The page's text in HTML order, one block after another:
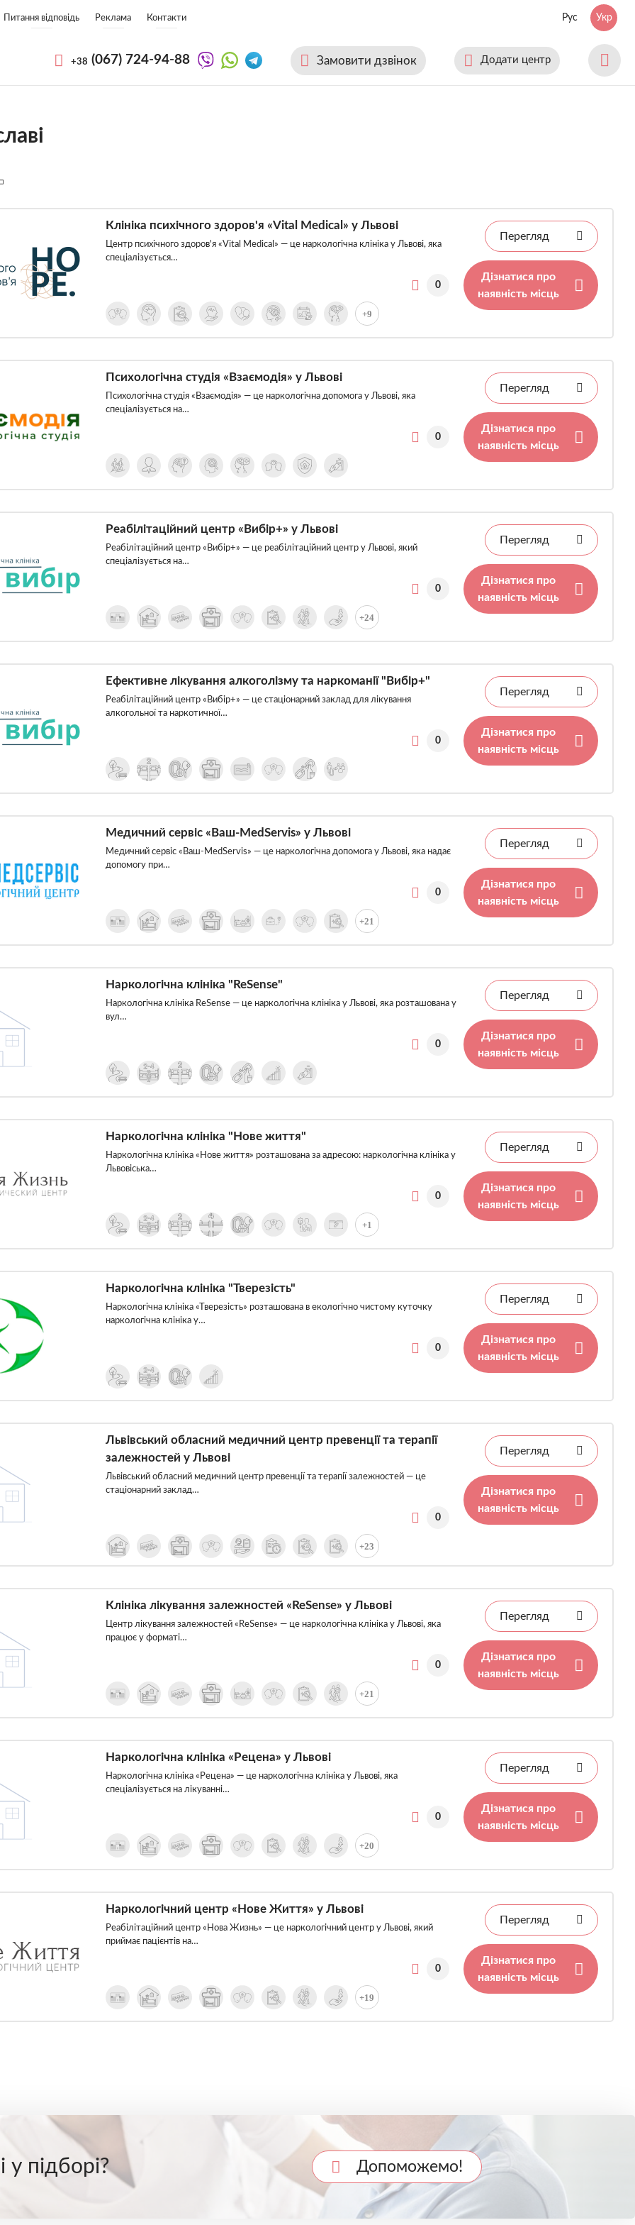
Питання відповідь Реклама Контакти Рус Укр
+38 (067) 724-94-88 Замовити дзвінок Додати центр
Клініка психічного здоров'я «Vital Medical» у Львові
Центр психічного здоров'я «Vital Medical» — це наркологічна клініка у Львові, яка
спеціалізується…
0
+9
Перегляд
Дізнатися про
наявність місць
Психологічна студія «Взаємодія» у Львові
Психологічна студія «Взаємодія» — це наркологічна допомога у Львові, яка
спеціалізується на…
0
Перегляд
Дізнатися про
наявність місць
Реабілітаційний центр «Вибір+» у Львові
Реабілітаційний центр «Вибір+» — це реабілітаційний центр у Львові, який
спеціалізується на…
0
+24
Перегляд
Дізнатися про
наявність місць
Ефективне лікування алкоголізму та наркоманії "Вибір+"
Реабілітаційний центр «Вибір+» — це стаціонарний заклад для лікування
алкогольної та наркотичної…
0
Перегляд
Дізнатися про
наявність місць
Медичний сервіс «Ваш-MedServis» у Львові
Медичний сервіс «Ваш-MedServis» — це наркологічна допомога у Львові, яка надає
допомогу при…
0
+21
Перегляд
Дізнатися про
наявність місць
Наркологічна клініка "ReSense"
Наркологічна клініка ReSense — це наркологічна клініка у Львові, яка розташована у
вул…
0
Перегляд
Дізнатися про
наявність місць
Наркологічна клініка "Нове життя"
Наркологічна клініка «Нове життя» розташована за адресою: наркологічна клініка у
Львовіська…
0
+1
Перегляд
Дізнатися про
наявність місць
Наркологічна клініка "Тверезість"
Наркологічна клініка «Тверезість» розташована в екологічно чистому куточку
наркологічна клініка у…
0
Перегляд
Дізнатися про
наявність місць
Львівський обласний медичний центр превенції та терапії
залежностей у Львові
Львівський обласний медичний центр превенції та терапії залежностей — це
стаціонарний заклад…
0
+23
Перегляд
Дізнатися про
наявність місць
Клініка лікування залежностей «ReSense» у Львові
Центр лікування залежностей «ReSense» — це наркологічна клініка у Львові, яка
працює у форматі…
0
+21
Перегляд
Дізнатися про
наявність місць
Наркологічна клініка «Рецена» у Львові
Наркологічна клініка «Рецена» — це наркологічна клініка у Львові, яка
спеціалізується на лікуванні…
0
+20
Перегляд
Дізнатися про
наявність місць
Наркологічний центр «Нове Життя» у Львові
Реабілітаційний центр «Нова Жизнь» — це наркологічний центр у Львові, який
приймає пацієнтів на…
0
+19
Перегляд
Дізнатися про
наявність місць
у підборі? Допоможемо!